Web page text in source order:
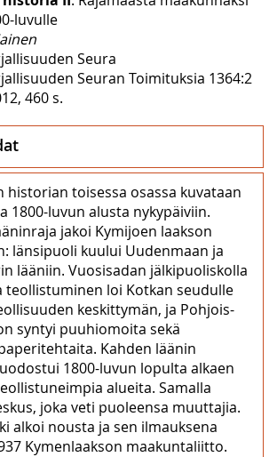
luvulle
Seura
Seuran Toimituksia 1364:2
460 s.
historian toisessa osassa kuvataan
1800-luvun alusta nykypäiviin.
jakoi Kymijoen laakson
länsipuoli kuului Uudenmaan ja
lääniin. Vuosisadan jälkipuoliskolla
teollistuminen loi Kotkan seudulle
keskittymän, ja Pohjois-
syntyi puuhiomoita sekä
Kahden läänin
1800-luvun lopulta alkaen
alueita. Samalla
joka veti puoleensa muuttajia.
alkoi nousta ja sen ilmauksena
Kymenlaakson maakuntaliitto.